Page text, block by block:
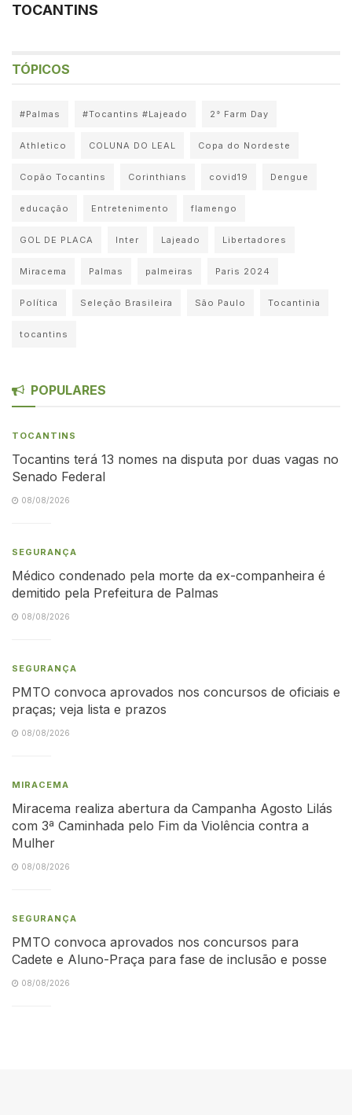
TOCANTINS
TÓPICOS
#Palmas #Tocantins #Lajeado 2° Farm Day
Athletico COLUNA DO LEAL Copa do Nordeste
Copão Tocantins Corinthians covid19 Dengue
educação Entretenimento flamengo
GOL DE PLACA Inter Lajeado Libertadores
Miracema Palmas palmeiras Paris 2024
Política Seleção Brasileira São Paulo Tocantinia
tocantins
POPULARES
TOCANTINS
Tocantins terá 13 nomes na disputa por duas vagas no
Senado Federal
08/08/2026
SEGURANÇA
Médico condenado pela morte da ex-companheira é
demitido pela Prefeitura de Palmas
08/08/2026
SEGURANÇA
PMTO convoca aprovados nos concursos de oficiais e
praças; veja lista e prazos
08/08/2026
MIRACEMA
Miracema realiza abertura da Campanha Agosto Lilás
com 3ª Caminhada pelo Fim da Violência contra a
Mulher
08/08/2026
SEGURANÇA
PMTO convoca aprovados nos concursos para
Cadete e Aluno-Praça para fase de inclusão e posse
08/08/2026